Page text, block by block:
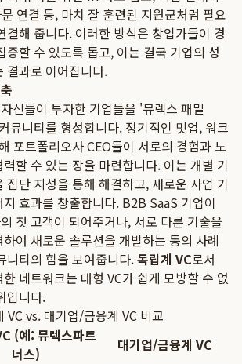
연결 등, 마치 잘 훈련된 지원군처럼 필요
결해 줍니다. 이러한 방식은 창업가들이 경
중할 수 있도록 돕고, 이는 결국 기업의 성
결과로 이어집니다.
신들이 투자한 기업들을 '뮤렉스 패밀
뮤니티를 형성합니다. 정기적인 밋업, 워크
포트폴리오사 CEO들이 서로의 경험과 노
할 수 있는 장을 마련합니다. 이는 개별 기
집단 지성을 통해 해결하고, 새로운 사업 기
효과를 창출합니다. B2B SaaS 기업이
첫 고객이 되어주거나, 서로 다른 기술을
여 새로운 솔루션을 개발하는 등의 사례
니티의 힘을 보여줍니다.독립계 VC로서
네트워크는 대형 VC가 쉽게 모방할 수 없
입니다.
VC vs. 대기업/금융계 VC 비교
(예: 뮤렉스파트
너스)
대기업/금융계 VC